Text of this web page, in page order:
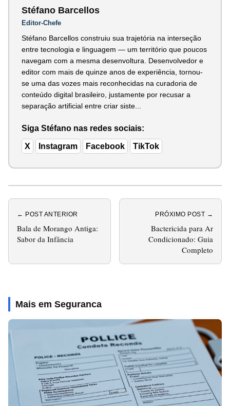
Stéfano Barcellos
Editor-Chefe
Stéfano Barcellos construiu sua trajetória na interseção
entre tecnologia e linguagem — um território que poucos
navegam com a mesma desenvoltura. Desenvolvedor e
editor com mais de quinze anos de experiência, tornou-
se uma das vozes mais reconhecidas na curadoria de
conteúdo digital brasileiro, justamente por recusar a
separação artificial entre criar siste...
Siga Stéfano nas redes sociais:
X Instagram Facebook TikTok
← POST ANTERIOR
Bala de Morango Antiga:
Sabor da Infância
PRÓXIMO POST →
Bactericida para Ar
Condicionado: Guia
Completo
Mais em Seguranca